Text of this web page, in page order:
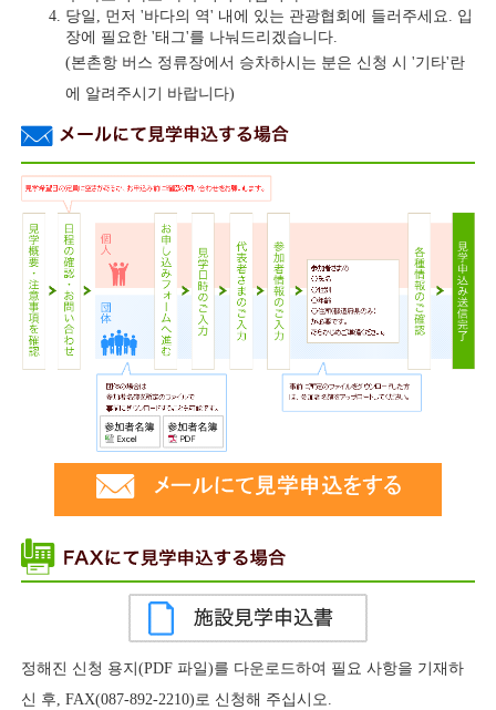
당일, 먼저 '바다의 역' 내에 있는 관광협회에 들러주세요. 입
장에 필요한 '태그'를 나눠드리겠습니다.
(본촌항 버스 정류장에서 승차하시는 분은 신청 시 '기타'란
에 알려주시기 바랍니다)
정해진 신청 용지(PDF 파일)를 다운로드하여 필요 사항을 기재하
신 후, FAX(087-892-2210)로 신청해 주십시오.